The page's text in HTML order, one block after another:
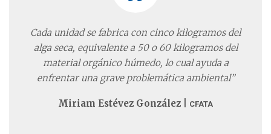
Cada unidad se fabrica con cinco kilogramos del
alga seca, equivalente a 50 o 60 kilogramos del
material orgánico húmedo, lo cual ayuda a
enfrentar una grave problemática ambiental”
Miriam Estévez González | CFATA